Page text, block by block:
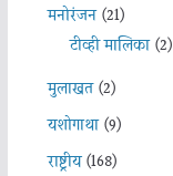
मनोरंजन(21)
टीव्ही मालिका(2)
मुलाखत(2)
यशोगाथा(9)
राष्ट्रीय(168)